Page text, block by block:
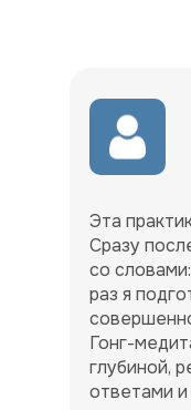
Эта
Сразу
со
раз я
Гонг-
глубиной,
ответами и